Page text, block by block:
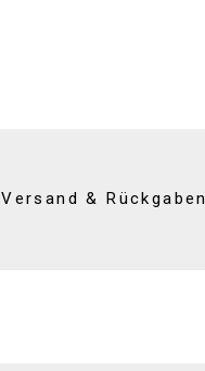
Versand & Rückgaben